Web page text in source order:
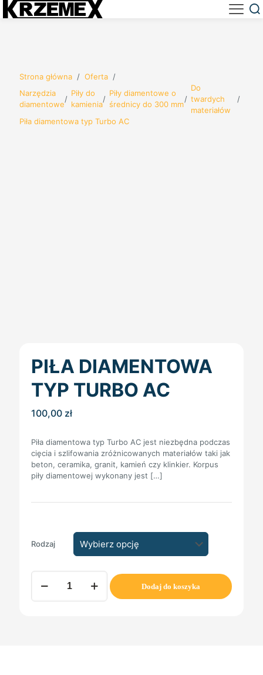
Strona główna / Oferta /
Narzędzia
diamentowe
/
Piły do
kamienia
/
Piły diamentowe o
średnicy do 300 mm
/
Do
twardych
materiałów
/
Piła diamentowa typ Turbo AC
PIŁA DIAMENTOWA
TYP TURBO AC
100,00 zł
Piła diamentowa typ Turbo AC jest niezbędna podczas
cięcia i szlifowania zróżnicowanych materiałów taki jak
beton, ceramika, granit, kamień czy klinkier. Korpus
piły diamentowej wykonany jest […]
Rodzaj
ilość
Piła
diamentowa
Dodaj do koszyka